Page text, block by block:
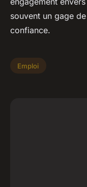
souvent un gage
confiance.
Emploi